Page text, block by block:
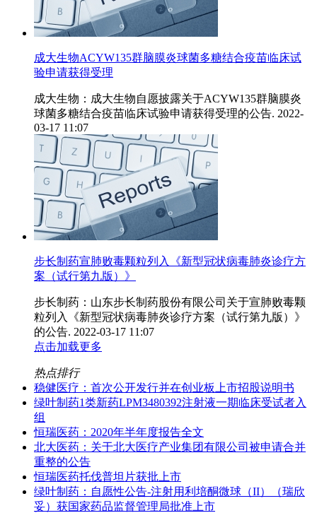
成大生物ACYW135群脑膜炎球菌多糖结合疫苗临床试
验申请获得受理
成大生物：成大生物自愿披露关于ACYW135群脑膜炎
球菌多糖结合疫苗临床试验申请获得受理的公告. 2022-
03-17 11:07
步长制药宣肺败毒颗粒列入《新型冠状病毒肺炎诊疗方
案（试行第九版）》
步长制药：山东步长制药股份有限公司关于宣肺败毒颗
粒列入《新型冠状病毒肺炎诊疗方案（试行第九版）》
的公告. 2022-03-17 11:07
点击加载更多
热点排行
稳健医疗：首次公开发行并在创业板上市招股说明书
绿叶制药1类新药LPM3480392注射液一期临床受试者入
组
恒瑞医药：2020年半年度报告全文
北大医药：关于北大医疗产业集团有限公司被申请合并
重整的公告
恒瑞医药托伐普坦片获批上市
绿叶制药：自愿性公告-注射用利培酮微球（II）（瑞欣
妥）获国家药品监督管理局批准上市